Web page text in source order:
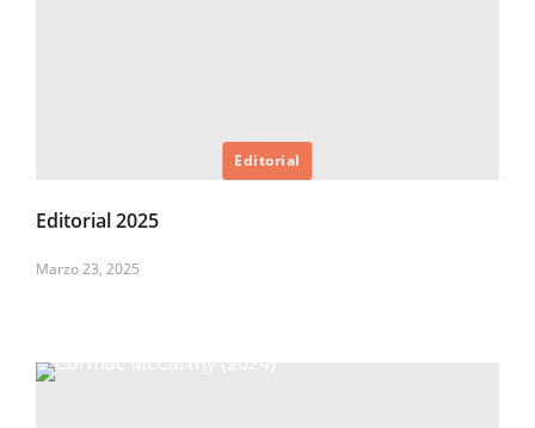
Editorial
Editorial 2025
Marzo 23, 2025